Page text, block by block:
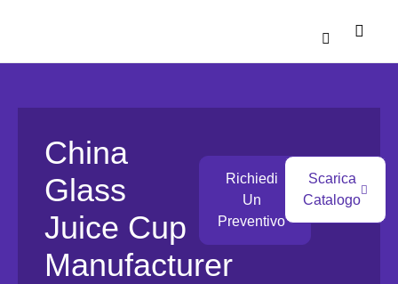
China
Glass
Juice Cup
Manufacturer
Richiedi
Un
Preventivo
Scarica
Catalogo